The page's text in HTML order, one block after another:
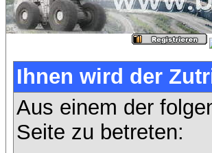
Ihnen wird der
Aus einem der
Seite zu betreten: